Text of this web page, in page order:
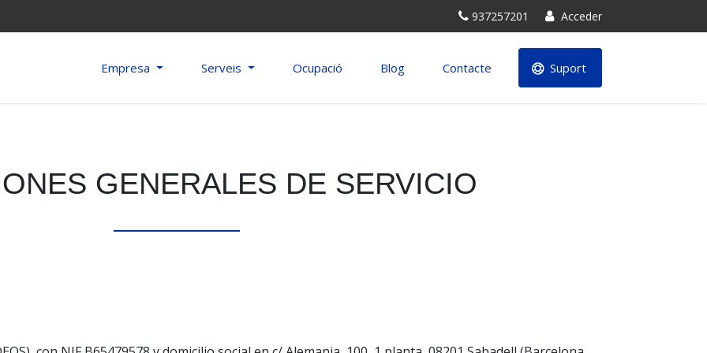
937257201 Acceder
Empresa Serveis Ocupació Blog Contacte Suport
GENERALES DE SERVICIO